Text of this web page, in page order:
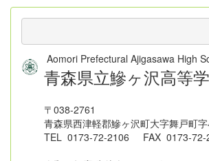
Aomori Prefectural Ajigasawa High
青森県立鰺ヶ沢高等
〒038-2761
青森県西津軽郡鰺ヶ沢町大字舞戸町
TEL 0173-72-2106 FAX 0173-72-